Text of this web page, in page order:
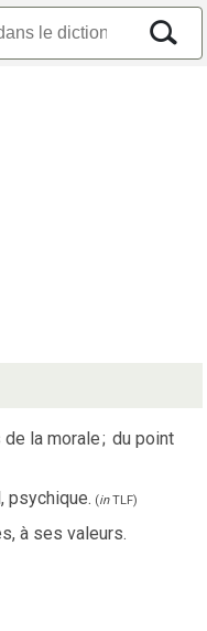
la morale; du point
psychique. (inTLF)
à ses valeurs.